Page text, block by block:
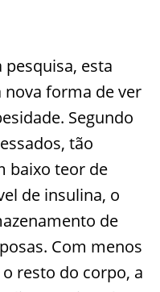
esta
forma de ver
Segundo
tão
baixo teor de
de insulina, o
de
Com menos
resto do corpo, a